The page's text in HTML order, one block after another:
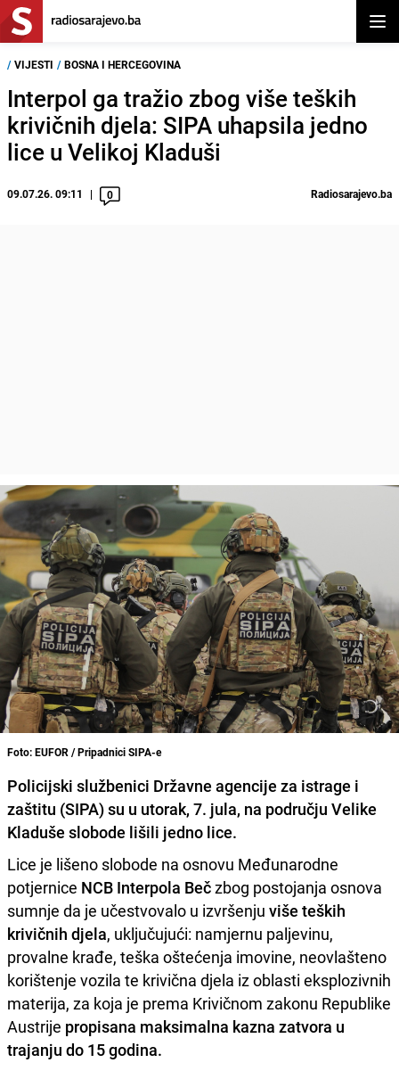
/ VIJESTI / BOSNA I HERCEGOVINA
Interpol ga tražio zbog više teških
krivičnih djela: SIPA uhapsila jedno
lice u Velikoj Kladuši
09.07.26. 09:11 0 Radiosarajevo.ba
Foto: EUFOR / Pripadnici SIPA-e
Policijski službenici Državne agencije za istrage i
zaštitu (SIPA) su u utorak, 7. jula, na području Velike
Kladuše slobode lišili jedno lice.
Lice je lišeno slobode na osnovu Međunarodne
potjernice NCB Interpola Bečzbog postojanja osnova
sumnje da je učestvovalo u izvršenju više teških
krivičnih djela, uključujući: namjernu paljevinu,
provalne krađe, teška oštećenja imovine, neovlašteno
korištenje vozila te krivična djela iz oblasti eksplozivnih
materija, za koja je prema Krivičnom zakonu Republike
Austrije propisana maksimalna kazna zatvora u
trajanju do 15 godina.